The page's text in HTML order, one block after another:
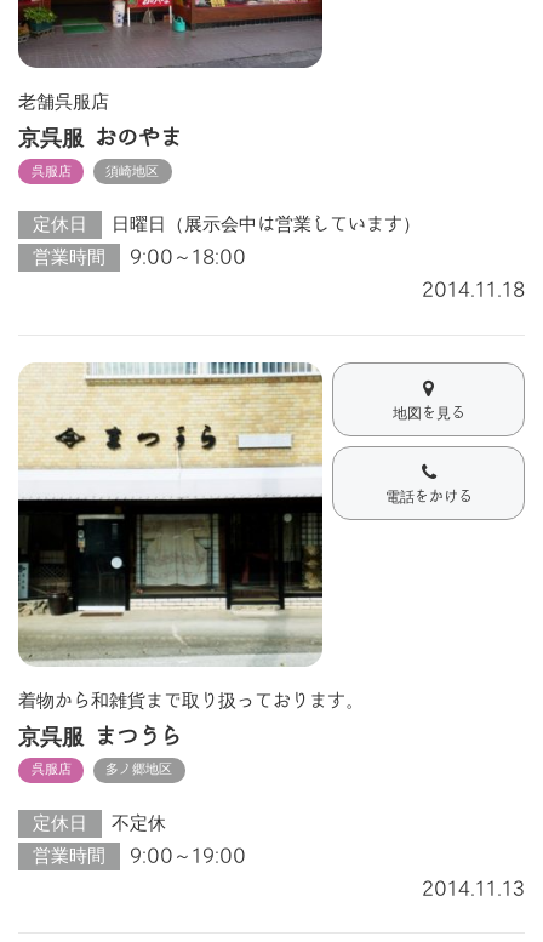
老舗呉服店
京呉服 おのやま
呉服店 須崎地区
定休日
日曜日（展示会中は営業しています）
営業時間
9:00～18:00
2014.11.18
地図を見る
電話をかける
着物から和雑貨まで取り扱っております。
京呉服 まつうら
呉服店 多ノ郷地区
定休日
不定休
営業時間
9:00～19:00
2014.11.13